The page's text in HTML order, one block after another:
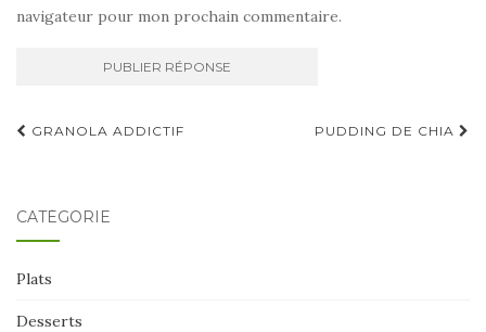
navigateur pour mon prochain commentaire.
Navigation
GRANOLA ADDICTIF PUDDING DE CHIA
CATÉGORIE
Plats
Desserts